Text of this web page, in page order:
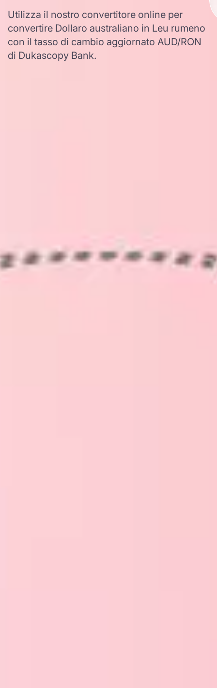
Utilizza il nostro convertitore online per
convertire Dollaro australiano in Leu rumeno
con il tasso di cambio aggiornato AUD/RON
di Dukascopy Bank.